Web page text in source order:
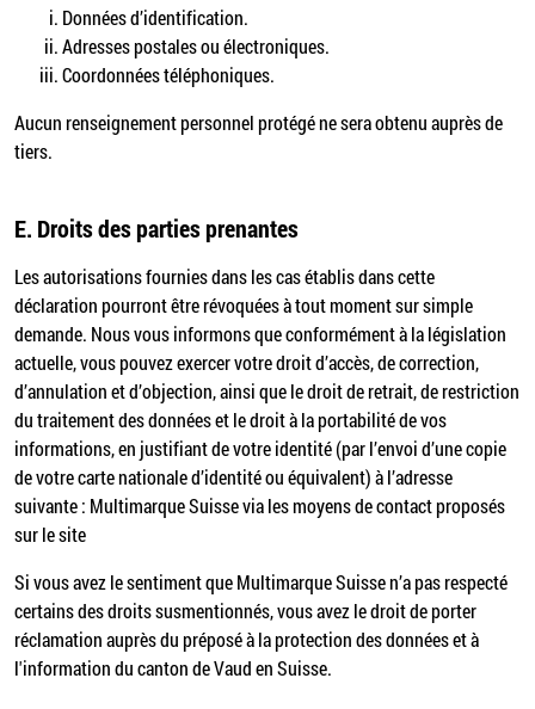
Données d’identification.
Adresses postales ou électroniques.
Coordonnées téléphoniques.
Aucun renseignement personnel protégé ne sera obtenu auprès de
tiers.
E. Droits des parties prenantes
Les autorisations fournies dans les cas établis dans cette
déclaration pourront être révoquées à tout moment sur simple
demande. Nous vous informons que conformément à la législation
actuelle, vous pouvez exercer votre droit d’accès, de correction,
d’annulation et d’objection, ainsi que le droit de retrait, de restriction
du traitement des données et le droit à la portabilité de vos
informations, en justifiant de votre identité (par l’envoi d’une copie
de votre carte nationale d’identité ou équivalent) à l’adresse
suivante : Multimarque Suisse via les moyens de contact proposés
sur le site
Si vous avez le sentiment que Multimarque Suisse n’a pas respecté
certains des droits susmentionnés, vous avez le droit de porter
réclamation auprès du préposé à la protection des données et à
l'information du canton de Vaud en Suisse.